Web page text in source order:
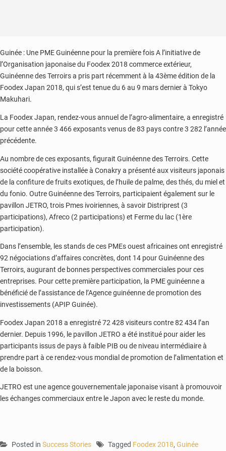
Guinée : Une PME Guinéenne pour la première fois A l’initiative de
l’Organisation japonaise du Foodex 2018 commerce extérieur,
Guinéenne des Terroirs a pris part récemment à la 43ème édition de la
Foodex Japan 2018, qui s’est tenue du 6 au 9 mars dernier à Tokyo
Makuhari.
La Foodex Japan, rendez-vous annuel de l’agro-alimentaire, a enregistré
pour cette année 3 466 exposants venus de 83 pays contre 3 282 l’année
précédente.
Au nombre de ces exposants, figurait Guinéenne des Terroirs. Cette
société coopérative installée à Conakry a présenté aux visiteurs japonais
de la confiture de fruits exotiques, de l’huile de palme, des thés, du miel et
du fonio. Outre Guinéenne des Terroirs, participaient également sur le
pavillon JETRO, trois Pmes ivoiriennes, à savoir Distriprest (3
participations), Afreco (2 participations) et Ferme du lac (1ère
participation).
Dans l’ensemble, les stands de ces PMEs ouest africaines ont enregistré
92 négociations d’affaires concrètes, dont 14 pour Guinéenne des
Terroirs, augurant de bonnes perspectives commerciales pour ces
entreprises. Pour cette première participation, la PME guinéenne a
bénéficié de l’assistance de l’Agence guinéenne de promotion des
investissements (APIP Guinée).
Foodex Japan 2018 a enregistré 72 428 visiteurs contre 82 434 l’an
dernier. Depuis 1996, le pavillon JETRO a été institué pour aider les
participants issus de pays à faible PIB ou de niveau intermédiaire à
prendre part à ce rendez-vous mondial de promotion de l’alimentation et
de la boisson.
JETRO est une agence gouvernementale japonaise visant à promouvoir
les échanges commerciaux entre le Japon avec le reste du monde.
Posted in Success Stories Tagged Foodex 2018, Guinée